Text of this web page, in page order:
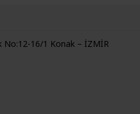
No:12-16/1 Konak – İZMİR